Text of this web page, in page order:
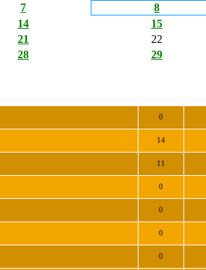
7 8
14 15
21 22
28 29
0
14
11
0
0
0
0